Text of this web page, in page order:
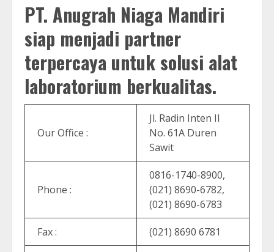
PT. Anugrah Niaga Mandiri
siap menjadi partner
terpercaya untuk solusi alat
laboratorium berkualitas.
Our Office :
Jl. Radin Inten II
No. 61A Duren
Sawit
Phone :
0816-1740-8900,
(021) 8690-6782,
(021) 8690-6783
Fax : (021) 8690 6781